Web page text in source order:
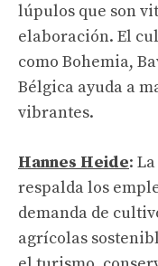
lúpulos que son
elaboración. El
como Bohemia,
Bélgica ayuda a
vibrantes.
Hannes Heide:
respalda los
demanda de
agrícolas